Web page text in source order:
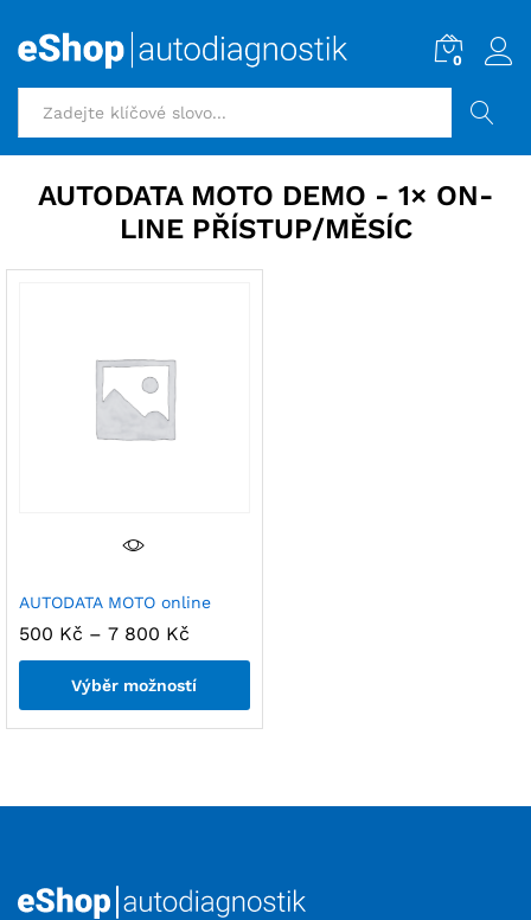
0
AUTODATA MOTO DEMO - 1× ON-
LINE PŘÍSTUP/MĚSÍC
AUTODATA MOTO online
500 Kč – 7 800 Kč
Výběr možností